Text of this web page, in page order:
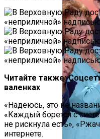
Читайте также:
валенках
«Надеюсь, это не
«Каждый борется с
не рискнула есть»,
интернете.